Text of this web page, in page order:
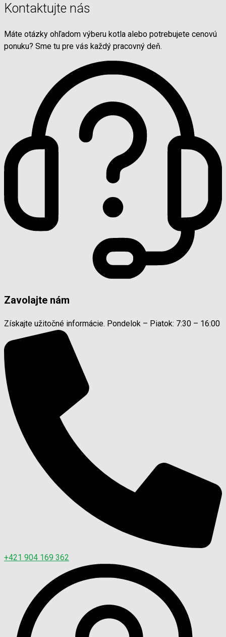
Kontaktujte nás
Máte otázky ohľadom výberu kotla alebo potrebujete cenovú
ponuku? Sme tu pre vás každý pracovný deň.
Zavolajte nám
Získajte užitočné informácie. Pondelok – Piatok: 7:30 – 16:00
+421 904 169 362